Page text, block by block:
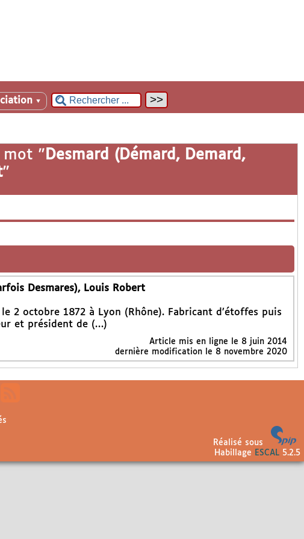
▼
mot " Desmard (Démard, Demard,
"
Desmares), Louis Robert
2 octobre 1872 à Lyon (Rhône). Fabricant d’étoffes puis
et président de (…)
Article mis en ligne le 8 juin 2014
dernière modification le 8 novembre 2020
Réalisé sous
Habillage
ESCAL5.2.5